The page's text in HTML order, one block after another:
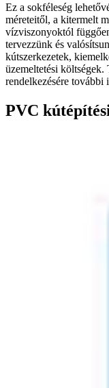
Ez a sokféleség
méreteitől, a kitermelt
vízviszonyoktól
tervezzünk és
kútszerkezetek,
üzemeltetési költségek.
rendelkezésére
PVC